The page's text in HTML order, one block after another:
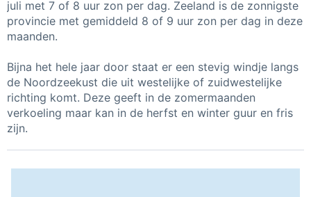
juli met 7 of 8 uur zon per dag. Zeeland is de zonnigste
provincie met gemiddeld 8 of 9 uur zon per dag in deze
maanden.
Bijna het hele jaar door staat er een stevig windje langs
de Noordzeekust die uit westelijke of zuidwestelijke
richting komt. Deze geeft in de zomermaanden
verkoeling maar kan in de herfst en winter guur en fris
zijn.